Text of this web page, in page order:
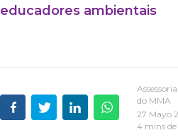
educadores ambientais
do MMA
27 Mayo
4 mins